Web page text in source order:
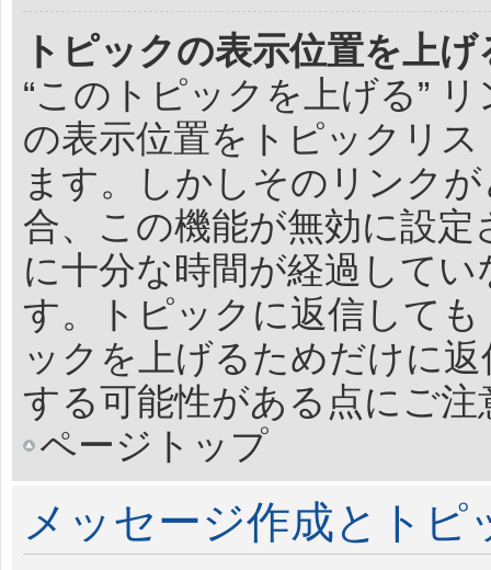
トピックの表示位置を上
“このトピックを上げる”
の表示位置をトピックリ
ます。しかしそのリンク
合、この機能が無効に設
に十分な時間が経過して
す。トピックに返信して
ックを上げるためだけに
する可能性がある点にご
ページトップ
メッセージ作成とトピ